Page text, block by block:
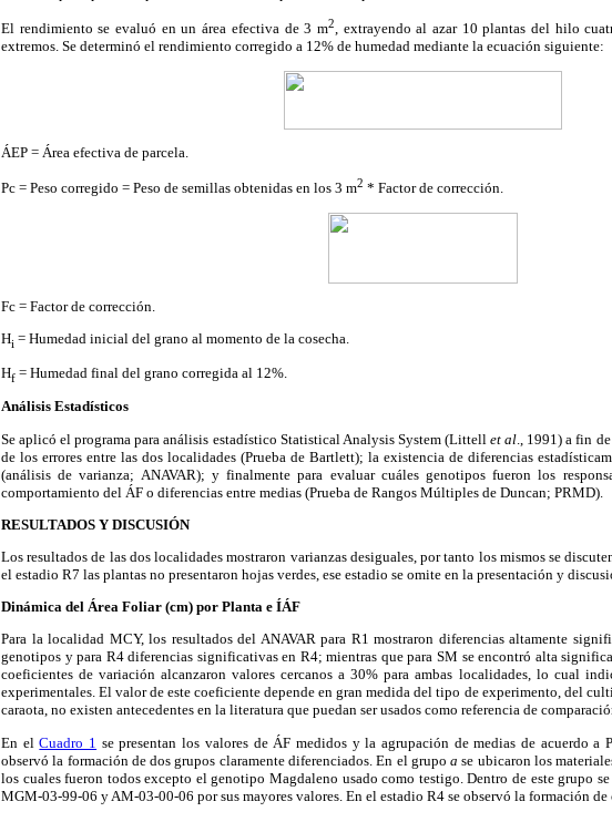
El rendimiento se evaluó en un área efectiva de 3 m2, extrayendo al azar 10 plantas del hilo
extremos. Se determinó el rendimiento corregido a 12% de humedad mediante la ecuación siguiente:
ÁEP = Área efectiva de parcela.
Pc = Peso corregido = Peso de semillas obtenidas en los 3 m2 * Factor de corrección.
Fc = Factor de corrección.
Hi = Humedad inicial del grano al momento de la cosecha.
Hf = Humedad final del grano corregida al 12%.
Análisis Estadísticos
Se aplicó el programa para análisis estadístico Statistical Analysis System (Littellet al ., 1991) a fin
de los errores entre las dos localidades (Prueba de Bartlett); la existencia de diferencias
(análisis de varianza; ANAVAR); y finalmente para evaluar cuáles genotipos fueron los
comportamiento del ÁF o diferencias entre medias (Prueba de Rangos Múltiples de Duncan; PRMD).
RESULTADOS Y DISCUSIÓN
Los resultados de las dos localidades mostraron varianzas desiguales, por tanto los mismos se
el estadio R7 las plantas no presentaron hojas verdes, ese estadio se omite en la presentación y
Dinámica del Área Foliar (cm) por Planta e ÍÁF
Para la localidad MCY, los resultados del ANAVAR para R1 mostraron diferencias altamente
genotipos y para R4 diferencias significativas en R4; mientras que para SM se encontró alta
coeficientes de variación alcanzaron valores cercanos a 30% para ambas localidades, lo cual
experimentales. El valor de este coeficiente depende en gran medida del tipo de experimento, del
caraota, no existen antecedentes en la literatura que puedan ser usados como referencia de
En elCuadro 1 se presentan los valores de ÁF medidos y la agrupación de medias de acuerdo a
observó la formación de dos grupos claramente diferenciados. En el grupoase ubicaron los
los cuales fueron todos excepto el genotipo Magdaleno usado como testigo. Dentro de este grupo
MGM-03-99-06 y AM-03-00-06 por sus mayores valores. En el estadio R4 se observó la formación de